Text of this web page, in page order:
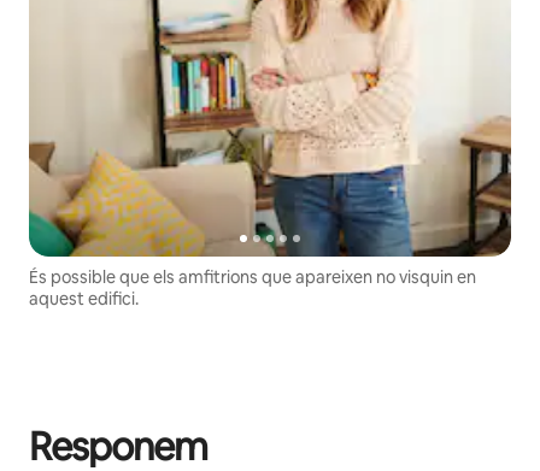
És possible que els amfitrions que apareixen no visquin en
aquest edifici.
Responem